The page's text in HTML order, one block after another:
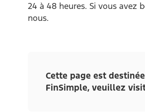
24 à 48 heures. Si vous avez
nous.
Cette page est
FinSimple, veuillez